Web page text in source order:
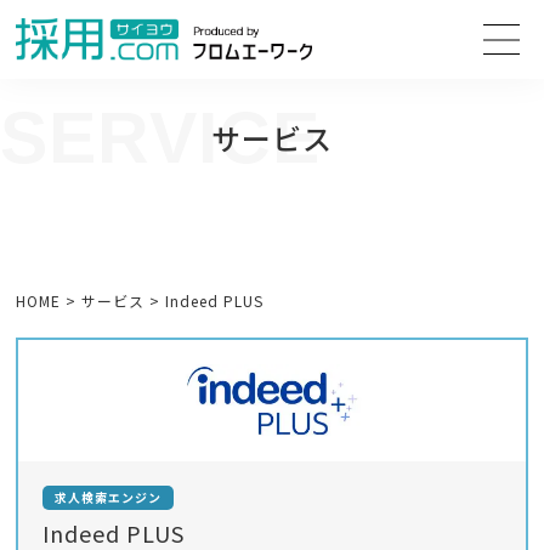
サービス
SERVICE
HOME >サービス >Indeed PLUS
求人検索エンジン
Indeed PLUS